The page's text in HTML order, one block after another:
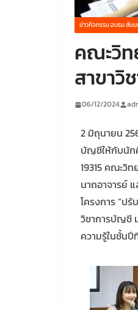
ข่าวกิจกรรม อบรม สัมม
คณะวิ
สาขาวิ
06/12/2024
2 มิถุนายน
บัญชีให้กับนัก
19315 คณะวิ
นาถอาจารย์
โครงการ “ป
วิชาการบัญชี
ความรู้ในชั้น